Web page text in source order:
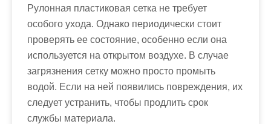
Рулонная пластиковая сетка не требует
особого ухода. Однако периодически стоит
проверять ее состояние, особенно если она
используется на открытом воздухе. В случае
загрязнения сетку можно просто промыть
водой. Если на ней появились повреждения, их
следует устранить, чтобы продлить срок
службы материала.